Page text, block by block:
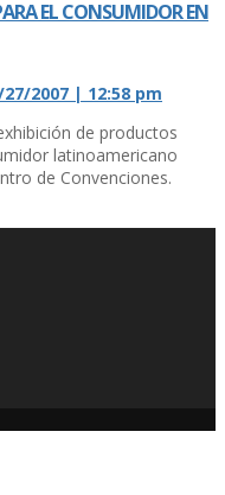
EL CONSUMIDOR EN
27/2007 | 12:58 pm
de productos
latinoamericano
de Convenciones.